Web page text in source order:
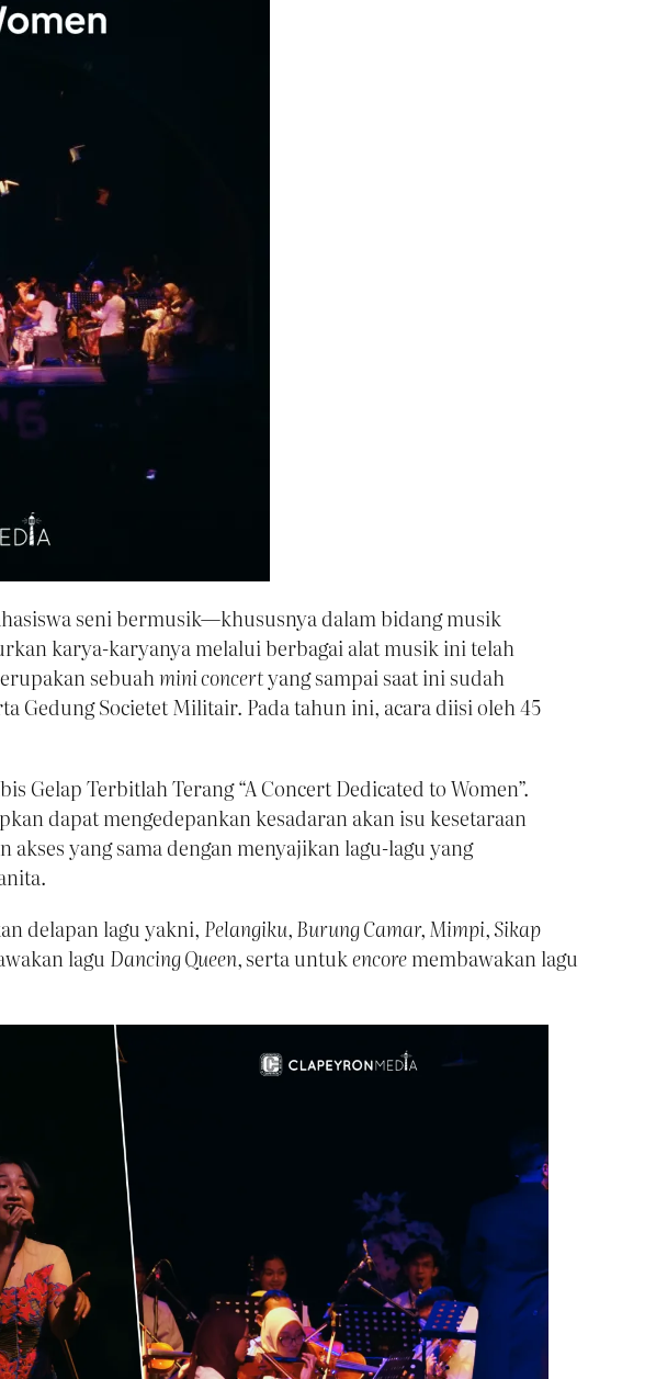
seni bermusik—khususnya dalam bidang musik
karya-karyanya melalui berbagai alat musik ini telah
sebuahmini concertyang sampai saat ini sudah
Gedung Societet Militair. Pada tahun ini, acara diisi oleh 45
Gelap Terbitlah Terang “A Concert Dedicated to Women”.
dapat mengedepankan kesadaran akan isu kesetaraan
yang sama dengan menyajikan lagu-lagu yang
delapan lagu yakni, Pelangiku, Burung Camar, Mimpi, Sikap
lagu Dancing Queen,serta untukencoremembawakan lagu